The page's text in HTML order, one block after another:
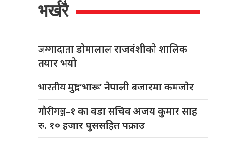
भर्खरै
जग्गादाताडोमालाल राजवंशीको शालिक
तयार भयो
भारतीयमुद्रा ‘भारू’ नेपाली बजारमा कमजाेर
गौरीगञ्ज–१का वडा सचिव अजय कुमार साह
रु. १० हजार घुससहित पक्राउ